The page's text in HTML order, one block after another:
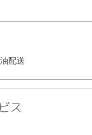
配送
ス